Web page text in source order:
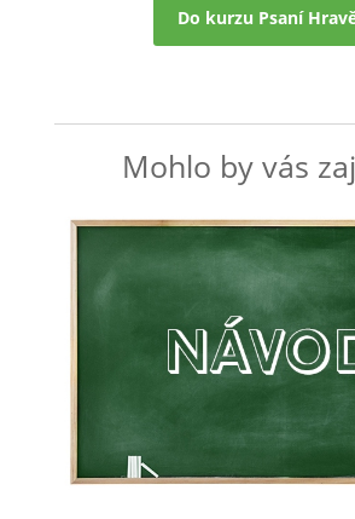
Do kurzu Psaní
Mohlo by vás